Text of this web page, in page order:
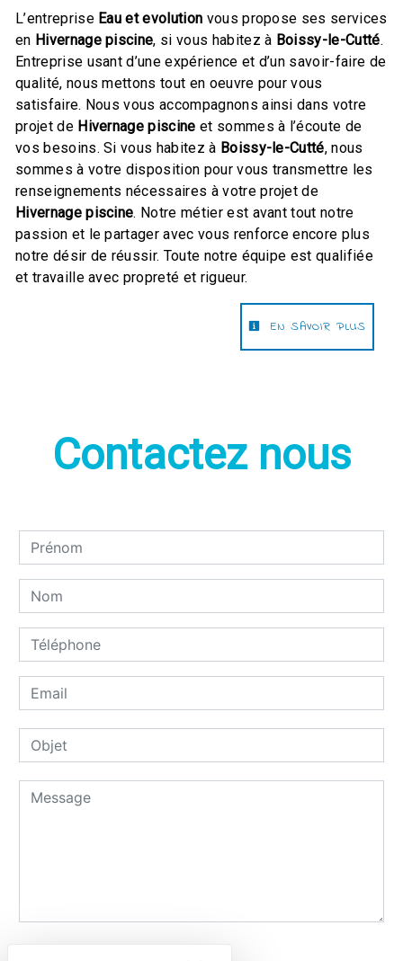
L’entreprise Eau et evolution vous propose ses services
en Hivernage piscine, si vous habitez à Boissy-le-Cutté.
Entreprise usant d’une expérience et d’un savoir-faire de
qualité, nous mettons tout en oeuvre pour vous
satisfaire. Nous vous accompagnons ainsi dans votre
projet de Hivernage piscine et sommes à l’écoute de
vos besoins. Si vous habitez à Boissy-le-Cutté, nous
sommes à votre disposition pour vous transmettre les
renseignements nécessaires à votre projet de
Hivernage piscine. Notre métier est avant tout notre
passion et le partager avec vous renforce encore plus
notre désir de réussir. Toute notre équipe est qualifiée
et travaille avec propreté et rigueur.
EN SAVOIR PLUS
Contactez nous